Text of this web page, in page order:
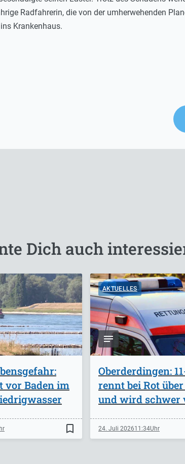
Radfahrerin, die von der umherwehenden
Krankenhaus.
Dich auch
vor Baden im
bookmark_border
AKTUELLES
Oberderdingen:
rennt bei Rot
und wird schwer
24. Juli 202611:34